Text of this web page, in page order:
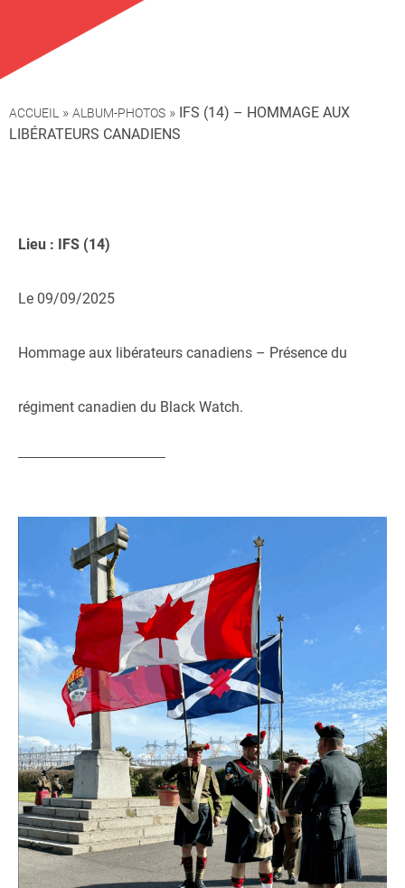
ACCUEIL » ALBUM-PHOTOS » IFS (14) – HOMMAGE AUX
LIBÉRATEURS CANADIENS
Lieu : IFS (14)
Le 09/09/2025
Hommage aux libérateurs canadiens – Présence du
régiment canadien du Black Watch.